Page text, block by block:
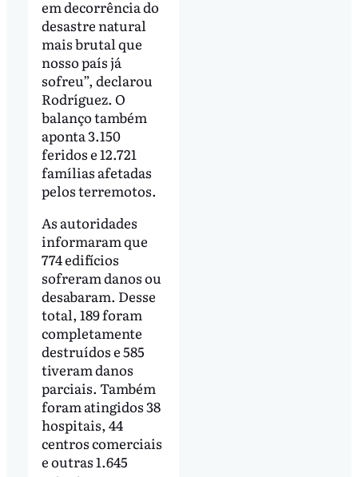
em decorrência do
desastre natural
mais brutal que
nosso país já
sofreu”, declarou
Rodríguez. O
balanço também
aponta 3.150
feridos e 12.721
famílias afetadas
pelos terremotos.
As autoridades
informaram que
774 edifícios
sofreram danos ou
desabaram. Desse
total, 189 foram
completamente
destruídos e 585
tiveram danos
parciais. Também
foram atingidos 38
hospitais, 44
centros comerciais
e outras 1.645